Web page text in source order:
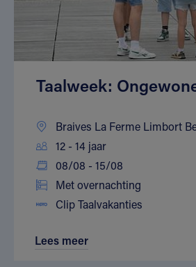
Taalweek:
Braives La Ferme Limbort
12 - 14 jaar
08/08 - 15/08
Met overnachting
Clip Taalvakanties
Lees meer